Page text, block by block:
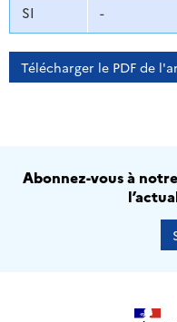
SI -
Télécharger le PDF de
Abonnez-vous à